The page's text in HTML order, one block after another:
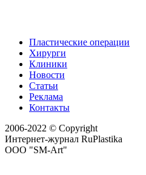
Пластические операции
Хирурги
Клиники
Новости
Статьи
Реклама
Контакты
2006-2022 © Copyright
Интернет-журнал RuPlastika
ООО "SM-Art"